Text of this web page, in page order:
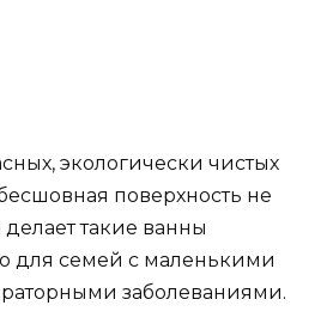
экологически чистых
поверхность не
такие ванны
для семей с маленькими
заболеваниями.